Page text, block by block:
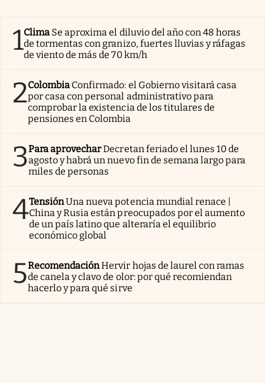
1Clima Se aproxima el diluvio del año con 48 horas
de tormentas con granizo, fuertes lluvias y ráfagas
de viento de más de 70 km/h
2Colombia Confirmado: el Gobierno visitará casa
por casa con personal administrativo para
comprobar la existencia de los titulares de
pensiones en Colombia
3Para aprovecharDecretan feriado el lunes 10 de
agosto y habrá un nuevo fin de semana largo para
miles de personas
4TensiónUna nueva potencia mundial renace |
China y Rusia están preocupados por el aumento
de un país latino que alteraría el equilibrio
económico global
5RecomendaciónHervir hojas de laurel con ramas
de canela y clavo de olor: por qué recomiendan
hacerlo y para qué sirve